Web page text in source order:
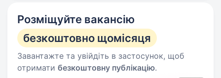
Розміщуйте вакансію
безкоштовно щомісяця
Завантажте та увійдіть в застосунок, щоб
отримати безкоштовну публікацію.